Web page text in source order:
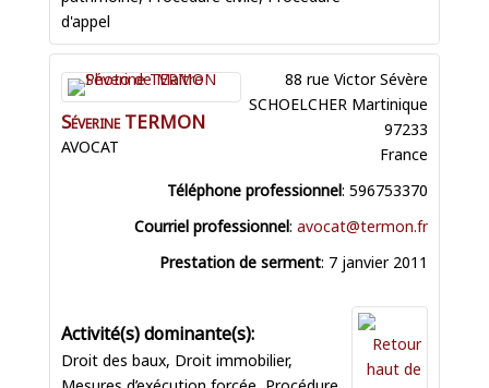
d'appel
SéverineTERMON
AVOCAT
88 rue Victor Sévère
SCHOELCHER Martinique
97233
France
Téléphone professionnel: 596753370
Courriel professionnel: avocat@termon.fr
Prestation de serment: 7 janvier 2011
Droit des baux, Droit immobilier,